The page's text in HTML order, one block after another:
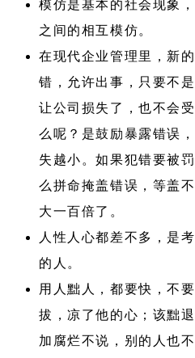
模仿是基本的社会现象
之间的相互模仿。
在现代企业管理里，新
错，允许出事，只要不
让公司损失了，也不会
么呢？是鼓励暴露错误
失越小。如果犯错要被
么拼命掩盖错误，等盖
大一百倍了。
人性人心都差不多，是
的人。
用人黜人，都要快，不
拔，凉了他的心；该黜
加腐烂不说，别的人也